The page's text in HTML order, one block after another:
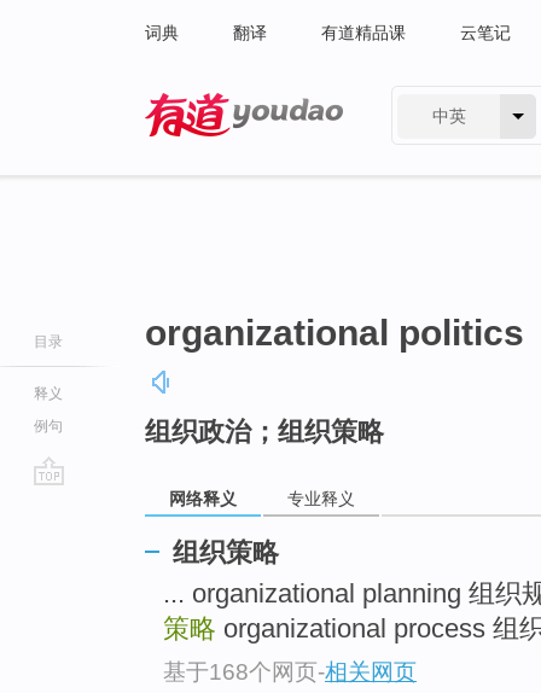
词典 翻译 有道精品课 云笔记
中英
目录
释义
例句
organizational politics
组织政治；组织策略
网络释义 专业释义
组织策略
... organizational planning 组织
策略 organizational process 组
基于168个网页-相关网页